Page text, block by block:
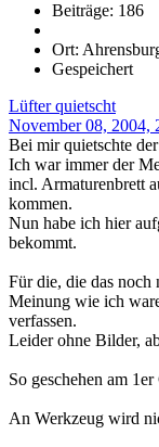
Beiträge: 186
Ort:
Gespeichert
Lüfter quietscht
November 08, 2004,
Bei mir quietschte
Ich war immer der
incl. Armaturenbrett
kommen.
Nun habe ich hier
bekommt.
Für die, die das noch
Meinung wie ich
verfassen.
Leider ohne Bilder,
So geschehen am
An Werkzeug wird